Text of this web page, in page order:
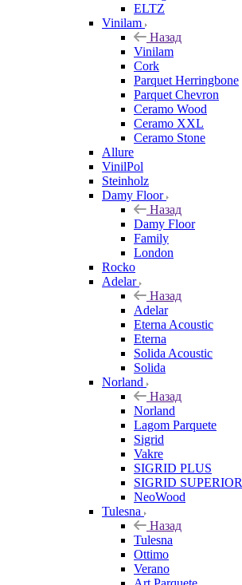
ELTZ
Vinilam
Назад
Vinilam
Cork
Parquet Herringbone
Parquet Chevron
Ceramo Wood
Ceramo XXL
Ceramo Stone
Allure
VinilPol
Steinholz
Damy Floor
Назад
Damy Floor
Family
London
Rocko
Adelar
Назад
Adelar
Eterna Acoustic
Eterna
Solida Acoustic
Solida
Norland
Назад
Norland
Lagom Parquete
Sigrid
Vakre
SIGRID PLUS
SIGRID SUPERIOR
NeoWood
Tulesna
Назад
Tulesna
Ottimo
Verano